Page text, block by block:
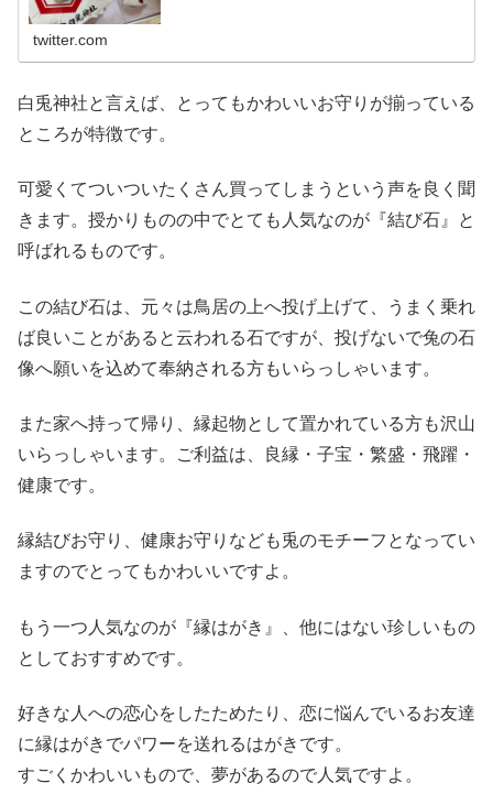
twitter.com
白兎神社と言えば、とってもかわいいお守りが揃っている
ところが特徴です。
可愛くてついついたくさん買ってしまうという声を良く聞
きます。授かりものの中でとても人気なのが『結び石』と
呼ばれるものです。
この結び石は、元々は鳥居の上へ投げ上げて、うまく乗れ
ば良いことがあると云われる石ですが、投げないで兔の石
像へ願いを込めて奉納される方もいらっしゃいます。
また家へ持って帰り、縁起物として置かれている方も沢山
いらっしゃいます。ご利益は、良縁・子宝・繁盛・飛躍・
健康です。
縁結びお守り、健康お守りなども兎のモチーフとなってい
ますのでとってもかわいいですよ。
もう一つ人気なのが『縁はがき』、他にはない珍しいもの
としておすすめです。
好きな人への恋心をしたためたり、恋に悩んでいるお友達
に縁はがきでパワーを送れるはがきです。
すごくかわいいもので、夢があるので人気ですよ。